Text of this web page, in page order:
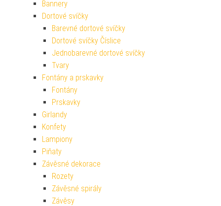
Bannery
Dortové svíčky
Barevné dortové svíčky
Dortové svíčky Číslice
Jednobarevné dortové svíčky
Tvary
Fontány a prskavky
Fontány
Prskavky
Girlandy
Konfety
Lampiony
Piňaty
Závěsné dekorace
Rozety
Závěsné spirály
Závěsy